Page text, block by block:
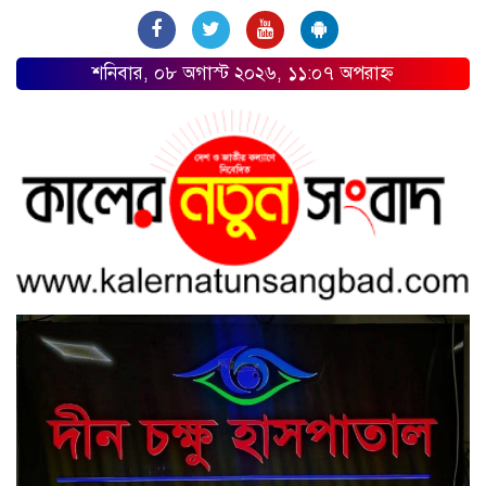
শনিবার, ০৮ অগাস্ট ২০২৬, ১১:০৭ অপরাহ্ন